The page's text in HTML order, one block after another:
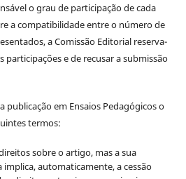
o grau de participação de cada
a compatibilidade entre o número de
a Comissão Editorial reserva-
participações e de recusar a submissão
em Ensaios Pedagógicos o
termos:
sobre o artigo, mas a sua
implica, automaticamente, a cessão